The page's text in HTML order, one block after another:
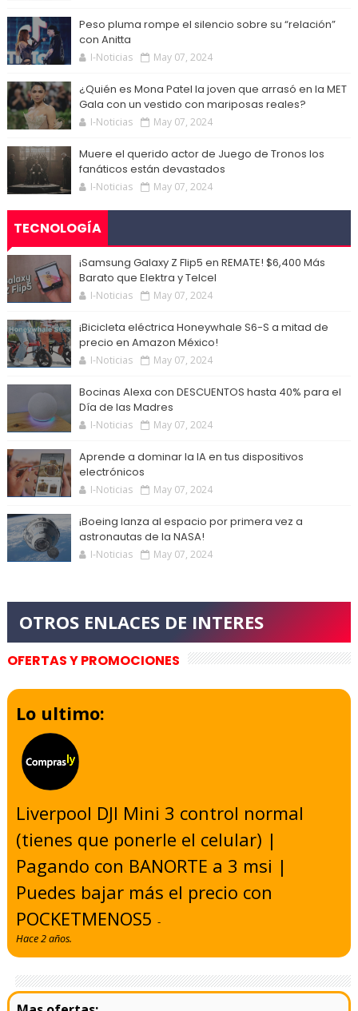
Peso pluma rompe el silencio sobre su “relación”
con Anitta
I-Noticias May 07, 2024
¿Quién es Mona Patel la joven que arrasó en la MET
Gala con un vestido con mariposas reales?
I-Noticias May 07, 2024
Muere el querido actor de Juego de Tronos los
fanáticos están devastados
I-Noticias May 07, 2024
TECNOLOGÍA
¡Samsung Galaxy Z Flip5 en REMATE! $6,400 Más
Barato que Elektra y Telcel
I-Noticias May 07, 2024
¡Bicicleta eléctrica Honeywhale S6-S a mitad de
precio en Amazon México!
I-Noticias May 07, 2024
Bocinas Alexa con DESCUENTOS hasta 40% para el
Día de las Madres
I-Noticias May 07, 2024
Aprende a dominar la IA en tus dispositivos
electrónicos
I-Noticias May 07, 2024
¡Boeing lanza al espacio por primera vez a
astronautas de la NASA!
I-Noticias May 07, 2024
OFERTAS Y PROMOCIONES
Lo ultimo:
Liverpool DJI Mini 3 control normal
(tienes que ponerle el celular) |
Pagando con BANORTE a 3 msi |
Puedes bajar más el precio con
POCKETMENOS5-
Hace 2 años.